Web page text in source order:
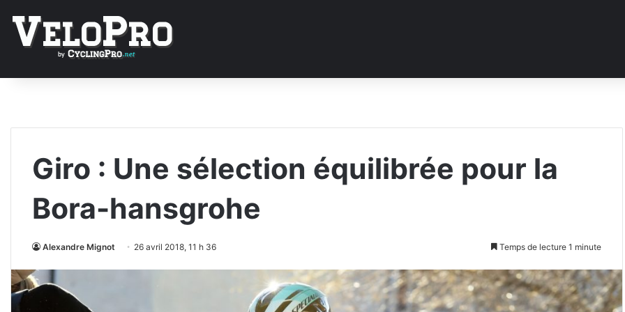
Giro : Une sélection équilibrée pour la
Bora-hansgrohe
Alexandre Mignot 26 avril 2018, 11 h 36 Temps de lecture 1 minute